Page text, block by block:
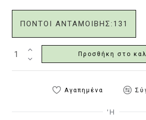
ΠΟΝΤΟΙ ΑΝΤΑΜΟΙΒΗΣ: 131
Προσθήκη στο
Αγαπημένα